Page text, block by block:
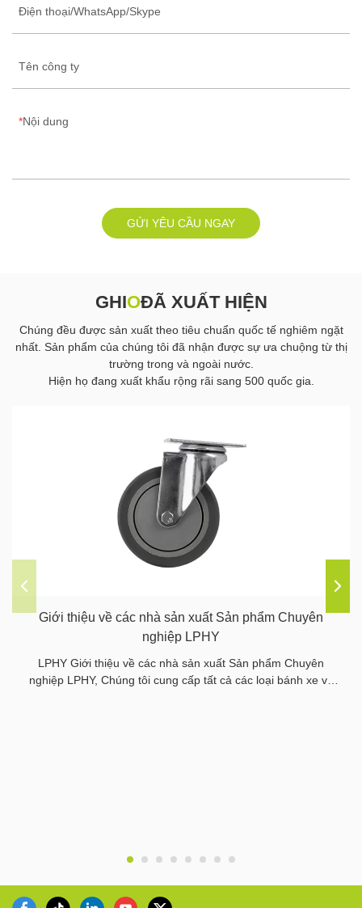
Điện thoại/WhatsApp/Skype
Tên công ty
Nội dung
GỬI YÊU CẦU NGAY
GHIOĐÃ XUẤT HIỆN
Chúng đều được sản xuất theo tiêu chuẩn quốc tế nghiêm ngặt
nhất. Sản phẩm của chúng tôi đã nhận được sự ưa chuộng từ thị
trường trong và ngoài nước.
Hiện họ đang xuất khẩu rộng rãi sang 500 quốc gia.
Giới thiệu về các nhà sản xuất Sản phẩm Chuyên
nghiệp LPHY
LPHY Giới thiệu về các nhà sản xuất Sản phẩm Chuyên
nghiệp LPHY, Chúng tôi cung cấp tất cả các loại bánh xe và